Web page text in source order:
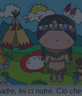
lei ci nutre. Ciò che